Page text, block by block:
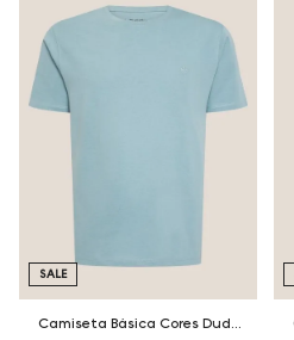
SALE